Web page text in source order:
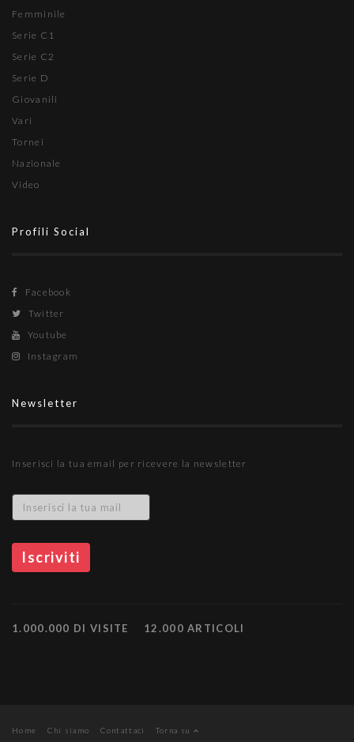
Femminile
Serie C1
Serie C2
Serie D
Giovanili
Vari
Tornei
Nazionale
Video
Profili Social
Facebook
Twitter
Youtube
Instagram
Newsletter
Inserisci la tua email per ricevere la newsletter
1.000.000 DI VISITE 12.000 ARTICOLI
Home Chi siamo Contattaci Torna su